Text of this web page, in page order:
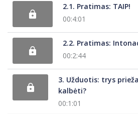
2.1. Pratimas: TAIP!
00:4:01
2.2. Pratimas:
00:2:44
3. Užduotis: trys
kalbėti?
00:1:01